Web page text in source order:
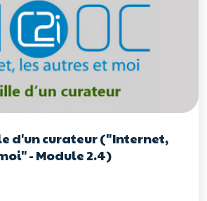
d'un curateur ("Internet,
- Module 2.4)